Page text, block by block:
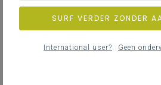
één sensorisch, motorisch,
bak nemen om zichzelf even te
spelmateriaal terug in de bak.
SURF VERDER ZONDER
International user? Geen